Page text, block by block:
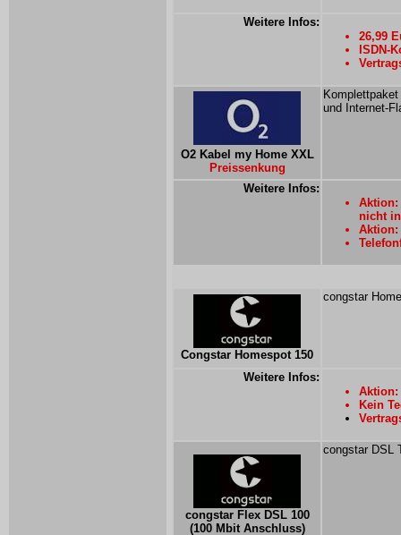
Weitere Infos:
26,99
ISDN-
O2 Kabel my Home XXL
Preissenkung
und Internet-
Weitere Infos:
Aktion:
nicht
Aktion:
Congstar Homespot 150
congstar
Weitere Infos:
Aktion:
Kein
congstar Flex DSL 100
(100 Mbit Anschluss)
congstar DSL